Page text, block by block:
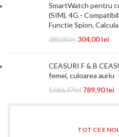
SmartWatch pentru
(SIM), 4G -
Functie Spion,
380,00lei 304,00lei
CEASURI F & B
femei, culoarea auriu
1.066,37lei 789,90lei
TOT CE E